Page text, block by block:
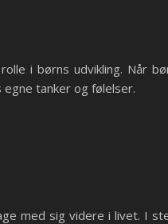
i børns udvikling. Når
tanker og følelser.
med sig videre i livet. I